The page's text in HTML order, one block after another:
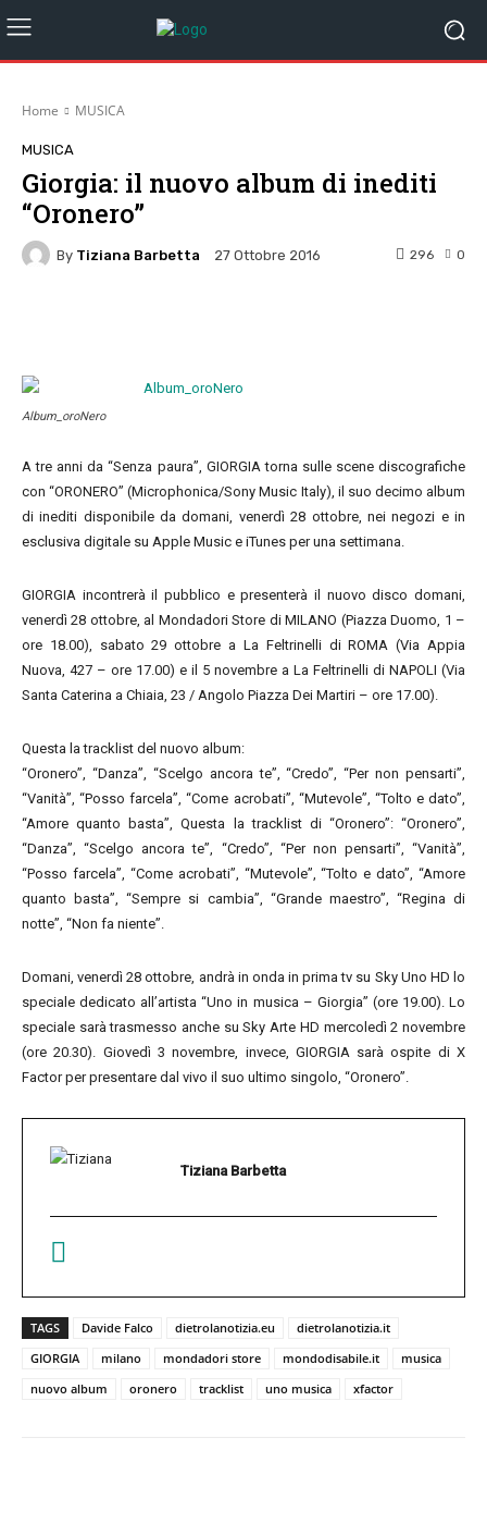
Home MUSICA
MUSICA
Giorgia: il nuovo album di inediti
“Oronero”
By Tiziana Barbetta 27 Ottobre 2016 0
296
Album_oroNero
A tre anni da “Senza paura”, GIORGIA torna sulle scene discografiche
con “ORONERO” (Microphonica/Sony Music Italy), il suo decimo album
di inediti disponibile da domani, venerdì 28 ottobre, nei negozi e in
esclusiva digitale su Apple Music e iTunes per una settimana.
GIORGIA incontrerà il pubblico e presenterà il nuovo disco domani,
venerdì 28 ottobre, al Mondadori Store di MILANO (Piazza Duomo, 1 –
ore 18.00), sabato 29 ottobre a La Feltrinelli di ROMA (Via Appia
Nuova, 427 – ore 17.00) e il 5 novembre a La Feltrinelli di NAPOLI (Via
Santa Caterina a Chiaia, 23 / Angolo Piazza Dei Martiri – ore 17.00).
Questa la tracklist del nuovo album:
“Oronero”, “Danza”, “Scelgo ancora te”, “Credo”, “Per non pensarti”,
“Vanità”, “Posso farcela”, “Come acrobati”, “Mutevole”, “Tolto e dato”,
“Amore quanto basta”, Questa la tracklist di “Oronero”: “Oronero”,
“Danza”, “Scelgo ancora te”, “Credo”, “Per non pensarti”, “Vanità”,
“Posso farcela”, “Come acrobati”, “Mutevole”, “Tolto e dato”, “Amore
quanto basta”, “Sempre si cambia”, “Grande maestro”, “Regina di
notte”, “Non fa niente”.
Domani, venerdì 28 ottobre, andrà in onda in prima tv su Sky Uno HD lo
speciale dedicato all’artista “Uno in musica – Giorgia” (ore 19.00). Lo
speciale sarà trasmesso anche su Sky Arte HD mercoledì 2 novembre
(ore 20.30). Giovedì 3 novembre, invece, GIORGIA sarà ospite di X
Factor per presentare dal vivo il suo ultimo singolo, “Oronero”.
Tiziana Barbetta
TAGS Davide Falco dietrolanotizia.eu
dietrolanotizia.it
GIORGIA
milano mondadori store mondodisabile.it
musica
nuovo album
oronero tracklist uno musica xfactor